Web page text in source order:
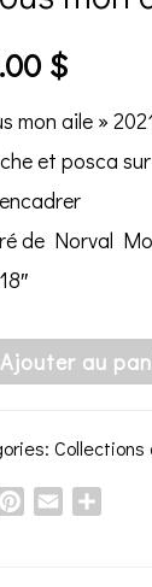
$
mon aile »
et posca
de Norval
Ajouter au
Pinterest
Email